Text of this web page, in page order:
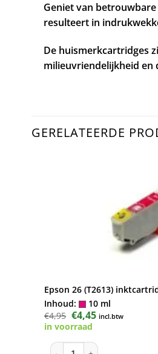
Geniet van
resulteert in
De huismerkcartridges
milieuvriendelijkheid en
GERELATEERDE
Epson 26 (T2613)
Inhoud:
10 ml
€4,95 Oorspronkelijke
prijs
was:
€4,95.
€4,45Huidige
prijs
incl.btw
in voorraad
Epson 26 (T2613)